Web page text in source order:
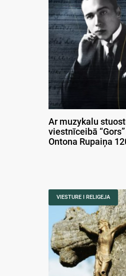
Ar muzykalu
viestnīceibā
Ontona Rupaiņa
VIESTURE I RELIGEJA